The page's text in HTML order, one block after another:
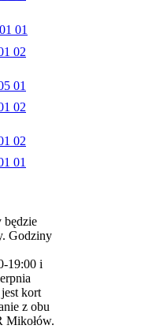
będzie
Godziny
19:00 i
kort
z obu
Mikołów.